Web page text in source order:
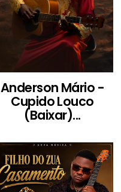
Anderson Mário -
Cupido Louco
(Baixar)...